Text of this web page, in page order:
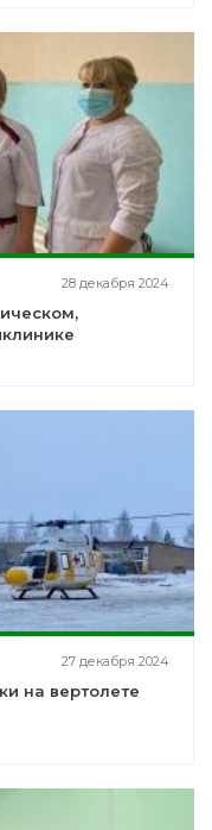
28 декабря 2024
27 декабря 2024
на вертолете